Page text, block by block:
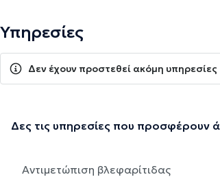
Υπηρεσίες
Δεν έχουν προστεθεί ακόμη υπηρεσίες
Δες τις υπηρεσίες που προσφέρουν
Αντιμετώπιση βλεφαρίτιδας